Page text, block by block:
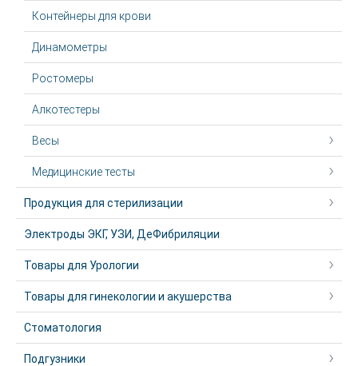
Контейнеры для крови
Динамометры
Ростомеры
Алкотестеры
Весы
Медицинские тесты
Продукция для стерилизации
Электроды ЭКГ, УЗИ, ДеФибриляции
Товары для Урологии
Товары для гинекологии и акушерства
Стоматология
Подгузники